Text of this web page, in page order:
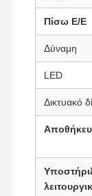
Σελίδα
Πίσω Ε/Ε
Δύναμη
LED
Δικτυακό